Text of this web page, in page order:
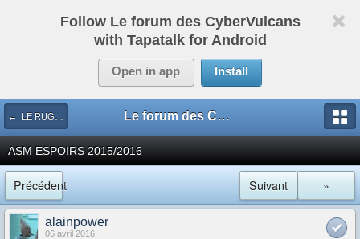
Follow Le forum des CyberVulcans
with Tapatalk for Android
Open in app Install
← LE RUGBY DE CHEZ NOUS Le forum des CyberVulcans
ASM ESPOIRS 2015/2016
Précédent »
Suivant
alainpower
06 avril 2016